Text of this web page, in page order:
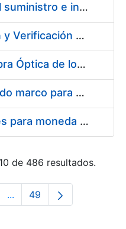
Acuerdo marco para el suministro e instalación de persianas, estores y otros complementos
Servicio de Calibración y Verificación Externa de los Equipos de Medición del Servicio de Prevención de la FNMT-RCM
Conexión mediante Fibra Óptica de los Centros de Proceso de Datos (CPDs) de las sedes de la FNMT-RCM de Burgos y Madrid
Contratación de acuerdo marco para el Suministro de Material de Electricidad para la Fábrica Nacional de Moneda y Timbre-Real Casa de la Moneda en su centro de trabajo de Burgos
Suministro de estuches para moneda de 30 €
de 486 resultados.
...Páginas intermedias Use
Página
49